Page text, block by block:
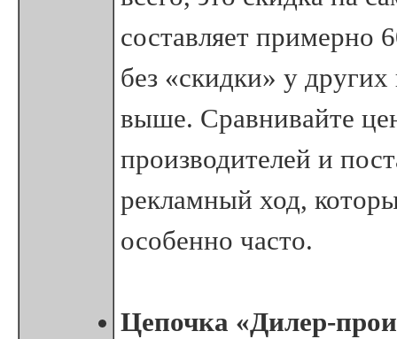
составляет примерно
без «скидки» у
выше. Сравнивайте
производителей и
рекламный ход,
особенно часто.
Цепочка «Дилер-